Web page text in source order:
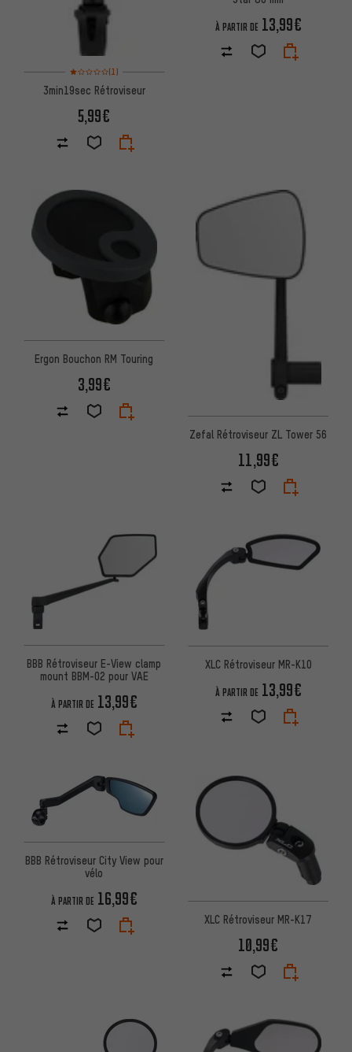
Note moyenne : 1 sur 5 d'après 1 avis
(1)
3min19sec Rétroviseur
5,99€
À PARTIR DE 13,99€
Ergon Bouchon RM Touring
3,99€
Zefal Rétroviseur ZL Tower 56
11,99€
BBB Rétroviseur E-View clamp
mount BBM-02 pour VAE
À PARTIR DE 13,99€
XLC Rétroviseur MR-K10
À PARTIR DE 13,99€
BBB Rétroviseur City View pour
vélo
À PARTIR DE 16,99€
XLC Rétroviseur MR-K17
10,99€